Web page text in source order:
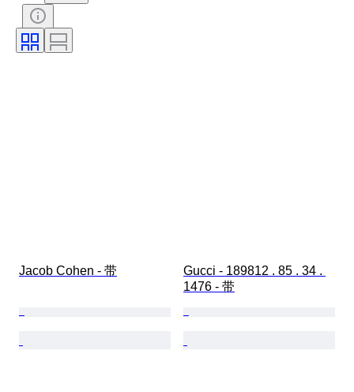
服装尺码
花样
Size
Jacob Cohen - 带
Gucci - 189812 . 85 . 34 .
1476 - 带